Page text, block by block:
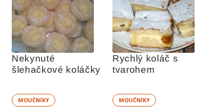
Nekynuté
šlehačkové koláčky
MOUČNÍKY
Rychlý koláč s
tvarohem
MOUČNÍKY